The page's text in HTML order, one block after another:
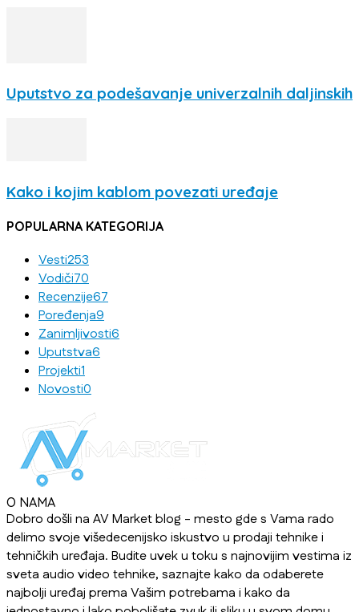
Uputstvo za podešavanje univerzalnih daljinskih
Kako i kojim kablom povezati uređaje
POPULARNA KATEGORIJA
Vesti253
Vodiči70
Recenzije67
Poređenja9
Zanimljivosti6
Uputstva6
Projekti1
Novosti0
O NAMA
Dobro došli na AV Market blog - mesto gde s Vama rado
delimo svoje višedecenijsko iskustvo u prodaji tehnike i
tehničkih uređaja. Budite uvek u toku s najnovijim vestima iz
sveta audio video tehnike, saznajte kako da odaberete
najbolji uređaj prema Vašim potrebama i kako da